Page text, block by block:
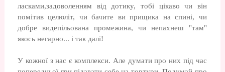
ласками,задоволенням від дотику, тобі цікаво чи він
помітив целюліт, чи бачите ви прищика на спині, чи
добре видепільована промежина, чи непахнеш "там"
якось негарно... і так далі!
У кожної з нас є комплекси. Але думати про них під час